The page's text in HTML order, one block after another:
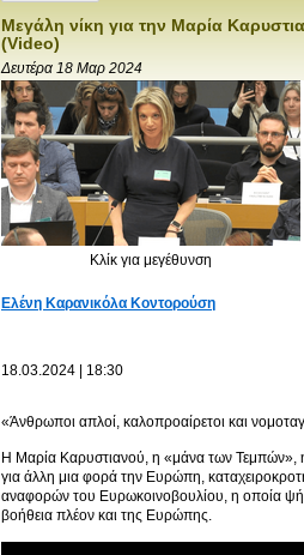
Μεγάλη νίκη για την Μαρία
(Video)
Δευτέρα 18 Μαρ 2024
Κλίκ για μεγέθυνση
Ελένη Καρανικόλα Κοντορούση
18.03.2024 | 18:30
«Άνθρωποι απλοί, καλοπροαίρετοι και
Η Μαρία Καρυστιανού, η «μάνα των Τεμπών»,
για άλλη μια φορά την Ευρώπη,
αναφορών του Ευρωκοινοβουλίου, η οποία
βοήθεια πλέον και της Ευρώπης.